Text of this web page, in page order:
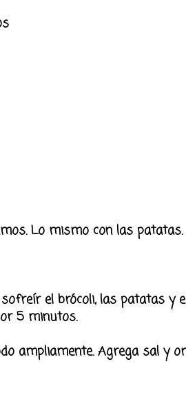
Lo mismo con las patatas.
el brócoli, las patatas y
5 minutos.
ampliamente. Agrega sal y